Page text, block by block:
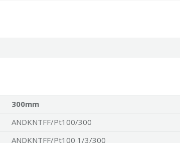
300mm
ANDKNTFF/Pt100/300
ANDKNTFF/Pt100 1/3/300